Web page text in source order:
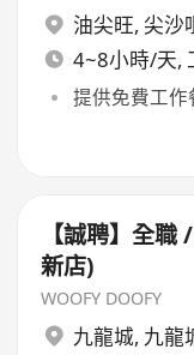
油尖旺, 尖沙
4~8小時/天,
提供免費工作
【誠聘】全
新店)
WOOFY DOOFY
九龍城, 九龍